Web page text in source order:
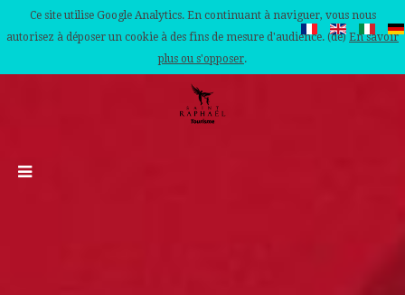
Ce site utilise Google Analytics. En continuant à naviguer, vous nous
autorisez à déposer un cookie à des fins de mesure d'audience. (de) En savoir
plus ou s'opposer.